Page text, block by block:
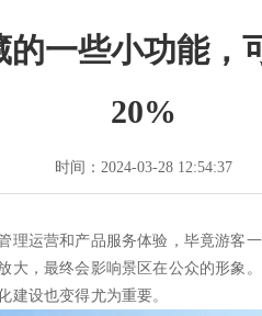
一些小功能，
20%
时间：2024-03-28 12:54:37
理运营和产品服务体验，毕竟游客
大，最终会影响景区在公众的形象
建设也变得尤为重要。